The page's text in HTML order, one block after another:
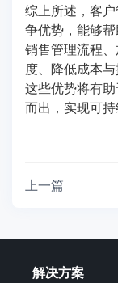
综上所述，客
争优势，能够
销售管理流程
度、降低成本
这些优势将有
而出，实现可持
上一篇
解决方案